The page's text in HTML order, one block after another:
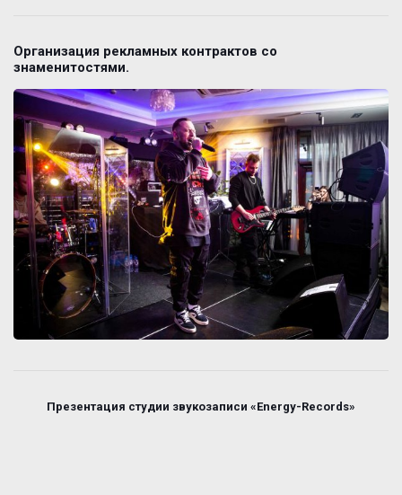
Организация рекламных контрактов со
знаменитостями.
Презентация студии звукозаписи «Energy-Records»